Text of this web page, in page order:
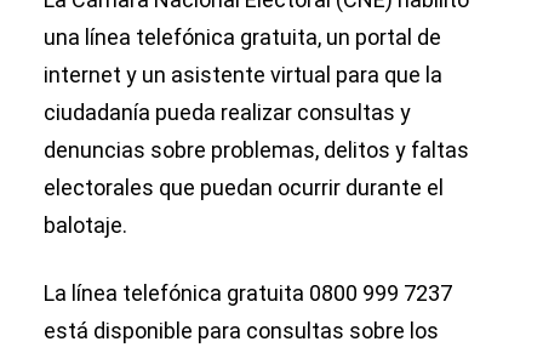
una línea telefónica gratuita, un portal de
internet y un asistente virtual para que la
ciudadanía pueda realizar consultas y
denuncias sobre problemas, delitos y faltas
electorales que puedan ocurrir durante el
balotaje.
La línea telefónica gratuita 0800 999 7237
está disponible para consultas sobre los